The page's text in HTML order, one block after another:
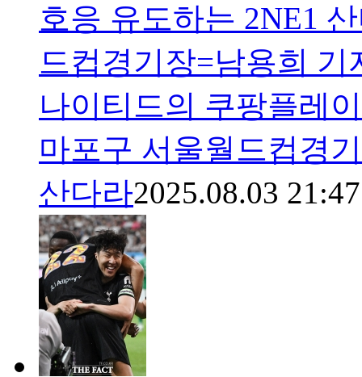
호응 유도하는 2NE1
드컵경기장=남용희
나이티드의 쿠팡플레
마포구 서울월드컵경
산다라2025.08.03 21:47